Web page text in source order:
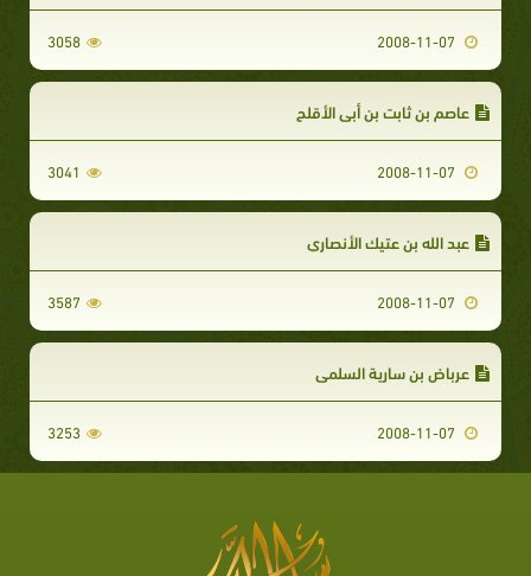
3058
عاصم بن ثابت بن أبي الأقلح
3041
عبد الله بن عتيك الأنصاري
3587
عرباض بن سارية السلمي
3253